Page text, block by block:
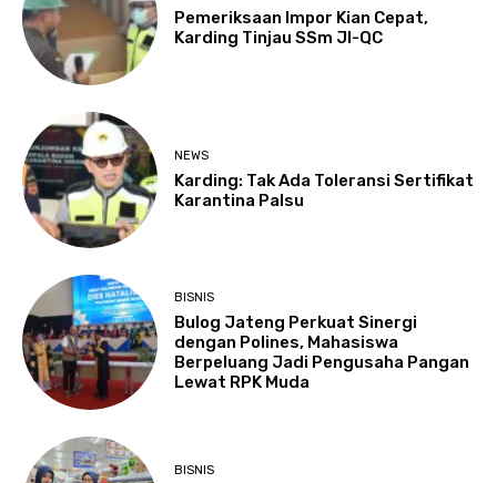
Pemeriksaan Impor Kian Cepat,
Karding Tinjau SSm JI-QC
NEWS
Karding: Tak Ada Toleransi Sertifikat
Karantina Palsu
BISNIS
Bulog Jateng Perkuat Sinergi
dengan Polines, Mahasiswa
Berpeluang Jadi Pengusaha Pangan
Lewat RPK Muda
BISNIS